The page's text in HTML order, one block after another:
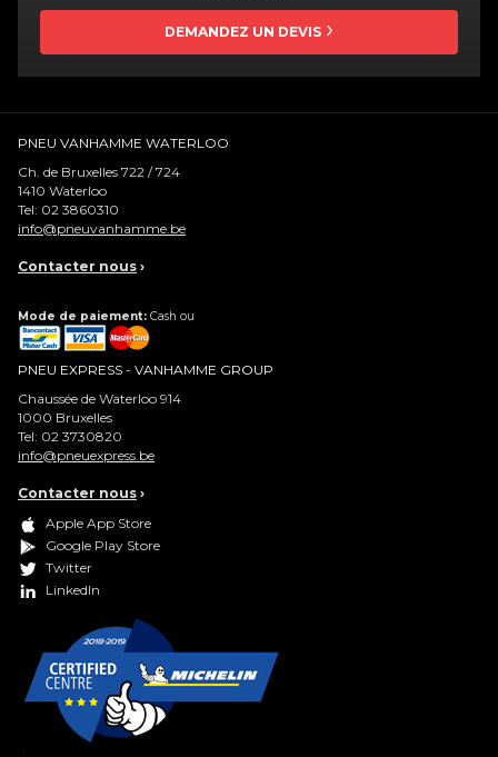
DEMANDEZ UN DEVIS
PNEU VANHAMME WATERLOO
Ch. de Bruxelles 722 / 724
1410 Waterloo
Tel: 02 3860310
info@pneuvanhamme.be
Contacter nous ›
Mode de paiement: Cash ou
PNEU EXPRESS - VANHAMME GROUP
Chaussée de Waterloo 914
1000 Bruxelles
Tel: 02 3730820
info@pneuexpress.be
Contacter nous ›
Apple App Store
Google Play Store
Twitter
LinkedIn